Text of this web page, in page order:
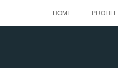
HOME PROFILE